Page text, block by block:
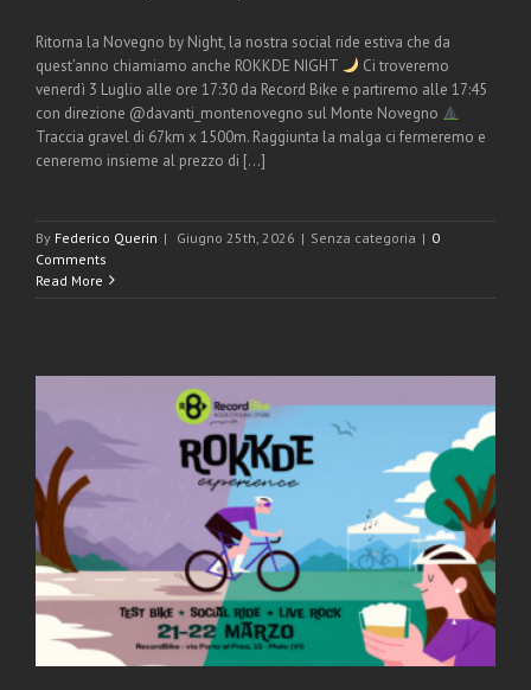
Ritorna la Novegno by Night, la nostra social ride estiva che da
quest’anno chiamiamo anche ROKKDE NIGHT
Ci troveremo
venerdì 3 Luglio alle ore 17:30 da Record Bike e partiremo alle 17:45
con direzione @davanti_montenovegno sul Monte Novegno
Traccia gravel di 67km x 1500m. Raggiunta la malga ci fermeremo e
ceneremo insieme al prezzo di [...]
By Federico Querin | Giugno 25th, 2026 | Senza categoria | 0
Comments
Read More